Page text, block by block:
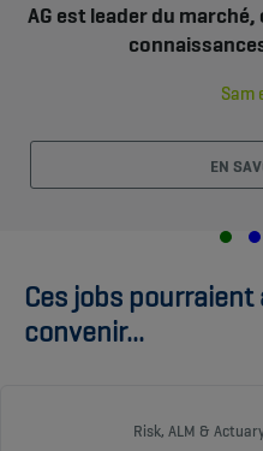
AG est leader du
Sam
EN
Ces jobs pourraient
convenir...
Risk, ALM &